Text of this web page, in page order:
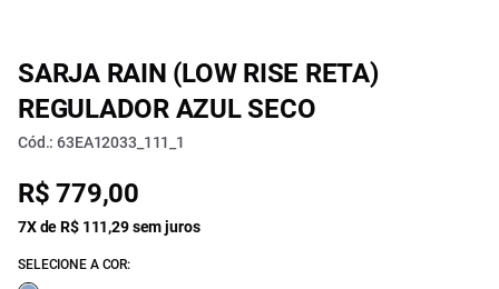
SARJA RAIN (LOW RISE RETA)
REGULADOR AZUL SECO
Cód.: 63EA12033_111_1
R$ 779,00
7X de R$ 111,29 sem juros
SELECIONE A COR: